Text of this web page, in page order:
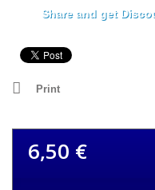
Share and get
Print
6,50 €